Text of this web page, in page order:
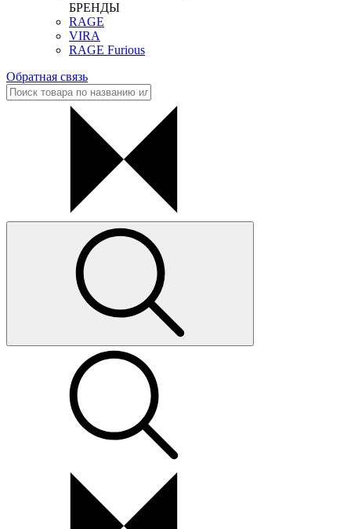
БРЕНДЫ
RAGE
VIRA
RAGE Furious
Обратная связь